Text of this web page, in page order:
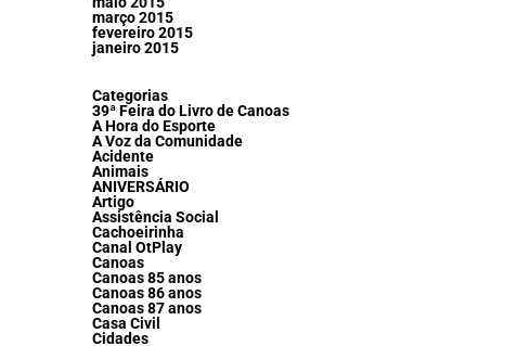
março 2015
fevereiro 2015
janeiro 2015
Categorias
39ª Feira do Livro de Canoas
A Hora do Esporte
A Voz da Comunidade
Acidente
Animais
ANIVERSÁRIO
Artigo
Assistência Social
Cachoeirinha
Canal OtPlay
Canoas
Canoas 85 anos
Canoas 86 anos
Canoas 87 anos
Casa Civil
Cidades